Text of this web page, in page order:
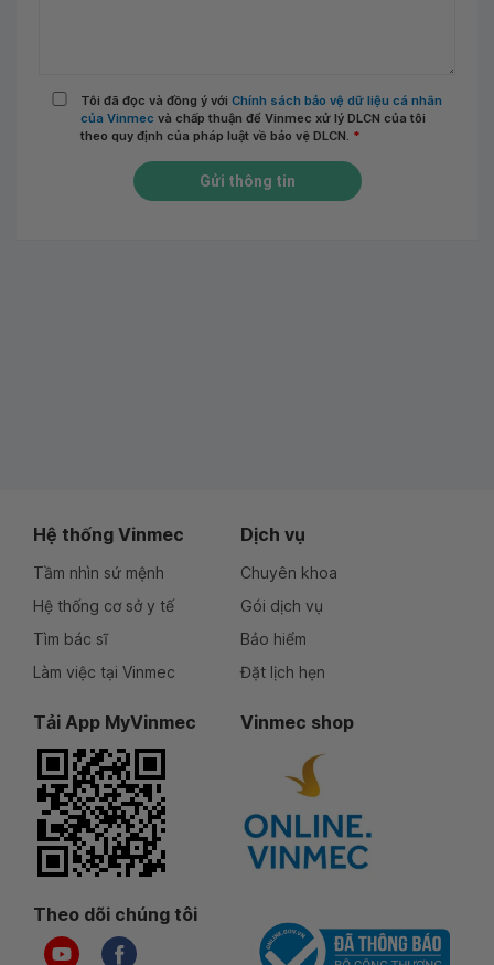
Tôi đã đọc và đồng ý với Chính sách bảo vệ dữ liệu cá nhân
của Vinmec và chấp thuận để Vinmec xử lý DLCN của tôi
theo quy định của pháp luật về bảo vệ DLCN. *
Gửi thông tin
Hệ thống Vinmec
Tầm nhìn sứ mệnh
Hệ thống cơ sở y tế
Tìm bác sĩ
Làm việc tại Vinmec
Dịch vụ
Chuyên khoa
Gói dịch vụ
Bảo hiểm
Đặt lịch hẹn
Tải App MyVinmec Vinmec shop
Theo dõi chúng tôi